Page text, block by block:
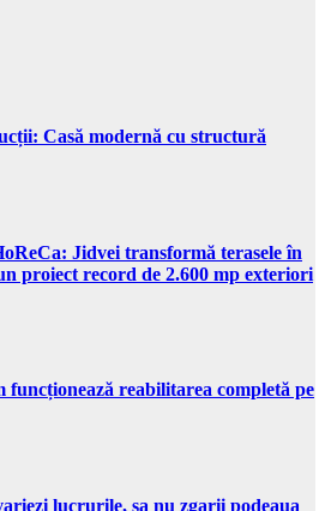
Casă modernă cu structură
Jidvei transformă terasele în
proiect record de 2.600 mp exteriori
funcționează reabilitarea completă pe
lucrurile, sa nu zgarii podeaua